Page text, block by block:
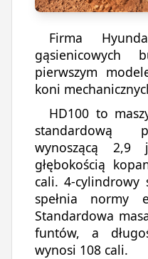
Firma
gąsienicowych
pierwszym
koni
HD100 to
standardową
wynoszącą 2,9
głębokością
cali. 4-cylindrowy
spełnia normy
Standardowa
funtów, a
wynosi 108 cali.